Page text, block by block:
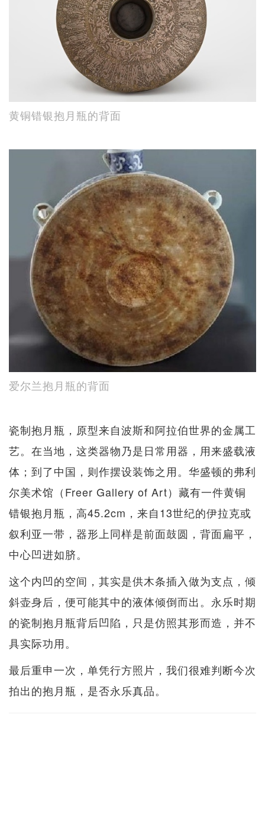
黄铜错银抱月瓶的背面
爱尔兰抱月瓶的背面
瓷制抱月瓶，原型来自波斯和阿拉伯世界的金属工
艺。在当地，这类器物乃是日常用器，用来盛载液
体；到了中国，则作摆设装饰之用。华盛顿的弗利
尔美术馆（Freer Gallery of Art）藏有一件黄铜
错银抱月瓶，高45.2cm，来自13世纪的伊拉克或
叙利亚一带，器形上同样是前面鼓圆，背面扁平，
中心凹进如脐。
这个内凹的空间，其实是供木条插入做为支点，倾
斜壶身后，便可能其中的液体倾倒而出。永乐时期
的瓷制抱月瓶背后凹陷，只是仿照其形而造，并不
具实际功用。
最后重申一次，单凭行方照片，我们很难判断今次
拍出的抱月瓶，是否永乐真品。